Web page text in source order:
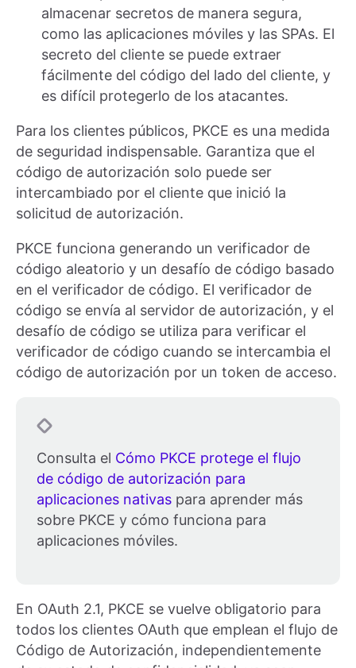
almacenar secretos de manera segura,
como las aplicaciones móviles y las SPAs. El
secreto del cliente se puede extraer
fácilmente del código del lado del cliente, y
es difícil protegerlo de los atacantes.
Para los clientes públicos, PKCE es una medida
de seguridad indispensable. Garantiza que el
código de autorización solo puede ser
intercambiado por el cliente que inició la
solicitud de autorización.
PKCE funciona generando un verificador de
código aleatorio y un desafío de código basado
en el verificador de código. El verificador de
código se envía al servidor de autorización, y el
desafío de código se utiliza para verificar el
verificador de código cuando se intercambia el
código de autorización por un token de acceso.
Consulta el Cómo PKCE protege el flujo
de código de autorización para
aplicaciones nativas para aprender más
sobre PKCE y cómo funciona para
aplicaciones móviles.
En OAuth 2.1, PKCE se vuelve obligatorio para
todos los clientes OAuth que emplean el flujo de
Código de Autorización, independientemente